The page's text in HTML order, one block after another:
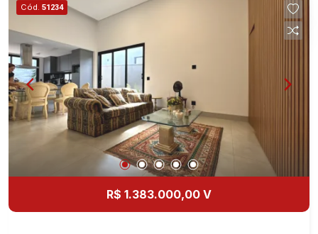
Cód. 51234
R$ 1.383.000,00 V